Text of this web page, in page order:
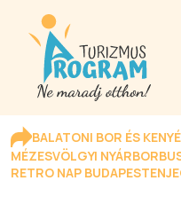
BALATONI BOR ÉS
MÉZESVÖLGYI NYÁR
RETRO NAP BUDAPESTEN